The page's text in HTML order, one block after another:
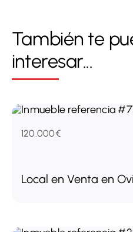
También te
interesar...
120.000€
Local en Venta en